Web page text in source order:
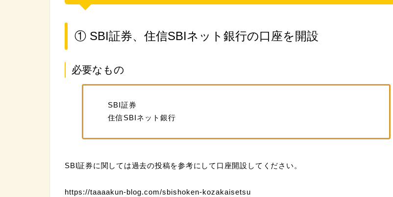
① SBI証券、住信SBIネット銀行の口座を開設
必要なもの
SBI証券
住信SBIネット銀行
SBI証券に関しては過去の投稿を参考にして口座開設してください。
https://taaaakun-blog.com/sbishoken-kozakaisetsu